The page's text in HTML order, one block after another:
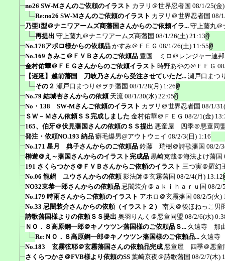
no26 SW-Mさんのご依頼のイラスト カヲリ＠世界忍者国 08/1/25(金
Re:no26 SW-Mさんのご依頼のイラスト カヲリ＠世界忍者国 08/
乃亜I型＠ナニワアームズ商藩国さんからのご依頼イラ... 守上藤丸＠
再提出 守上藤丸＠ナニワアームズ商藩国 08/1/26(土) 21:13
No.178アポロ様からの依頼品 かすみ＠ＦＥＧ 08/1/26(土) 11:55
No.169 きみこ＠ＦＶＢさんのご依頼品 豊国 ミロ＠レンジャー連邦
金村佑華＠ＦＥＧさんからのご依頼イラスト 時野あやの＠ＦＥＧ
【遅延】越前藩国 刀岐乃さんから受注させていただ... 瀬戸口まつ
その２ 瀬戸口まつり＠ヲチ藩国 08/1/28(月) 1:26
No.79 結城杏さんからの依頼 天流 08/1/30(水) 22:05
No・138 SW-Mさんご依頼のイラスト カヲリ＠世界忍者国 08/1/
ＳＷ－Ｍさん依頼ＳＳ完成しました 金村佑華＠ＦＥＧ 08/2/1(金)
165、伯牙＠伏見藩国さんの依頼のＳＳ提出 悪童屋 四季＠悪童同
発注・依頼NO.193 納品 癖毛爆男@アウトウェイ 08/2/3(日) 1:16
No.171 星月 典子さんからのご依頼品 鈴藤 瑞樹＠詩歌藩国 08/2/
榊遊＠え～藩国さんからのイラスト完成品 黒崎克哉＠海法よけ藩国
191 さくらつかさ＠ＦＶＢさんからご依頼のイラスト 三つ実＠羅幻
No.06 龍鍋 ユウさんからの依頼 影法師＠玄霧藩国 08/2/4(月) 13:12
NO32東恭一郎さんからの依頼品 忌闇装介＠ａｋｉｈａｒｕ国 08/2/
No.179 時雨さんからご依頼のイラスト アポロ＠玄霧藩国 08/2/5(火)
No.33 忌闇装介さんからの依頼（イラスト２）
南天＠後ほねっこ男
詩歌藩国様よりの依頼ＳＳ提出 奥羽りんく＠悪童同盟 08/2/6(水)
ＮＯ．８高原鋼一郎＠キノウツン藩国様のご依頼品Ｓ... 久遠寺 那
Re:ＮＯ．８高原鋼一郎＠キノウツン藩国様のご依頼品... 久遠寺
No.183 玄霧弦耶＠玄霧藩国さんの依頼品完成 悪童屋 四季＠悪童
さくらつかさ＠FVB様より依頼のSS 葉崎京夜＠詩歌藩国 08/2/7(木)